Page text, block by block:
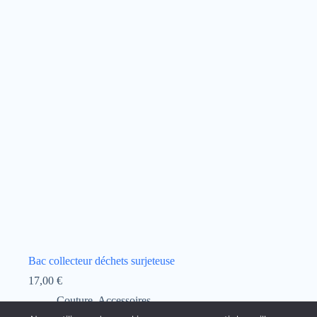
Bac collecteur déchets surjeteuse
17,00 €
Couture,Accessoires